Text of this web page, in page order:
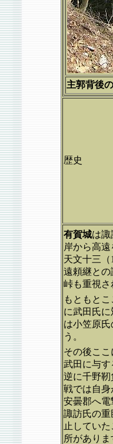
主郭背後
歴史
有賀城は
岸から高
天文十三
遠頼継と
峠も重視さ
もともと
に武田氏
は小笠原氏
う。
その後こ
武田に与
逆に千野
戦では自
安曇郡へ
諏訪氏の
止してい
所があり